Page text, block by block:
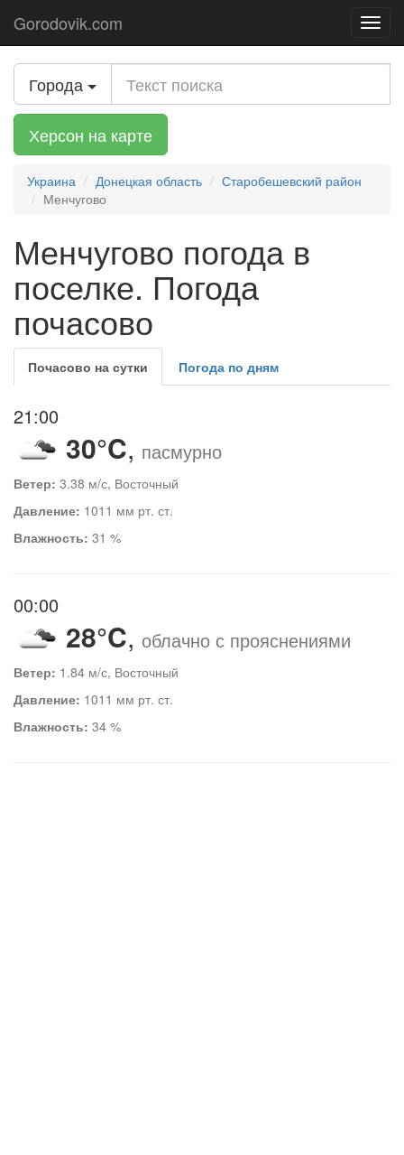
Gorodovik.com
Города
Херсон на карте
Украина Донецкая область
Старобешевский район
Менчугово
Менчугово погода в
поселке. Погода
почасово
Почасово на сутки Погода по дням
21:00
30°C, пасмурно
Ветер: 3.38 м/с, Восточный
Давление: 1011 мм рт. ст.
Влажность: 31 %
00:00
28°C, облачно с прояснениями
Ветер: 1.84 м/с, Восточный
Давление: 1011 мм рт. ст.
Влажность: 34 %